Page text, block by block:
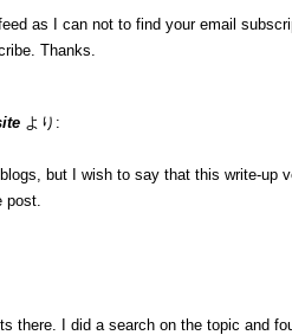
as I can not to find your email
Thanks.
より:
but I wish to say that this write-
post.
there. I did a search on the topic and